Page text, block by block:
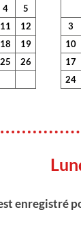
4
5
11
12
18
19
25
26
3
10
17
24
enregistré